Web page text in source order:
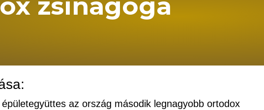
zsinagóga
az ország második legnagyobb ortodox